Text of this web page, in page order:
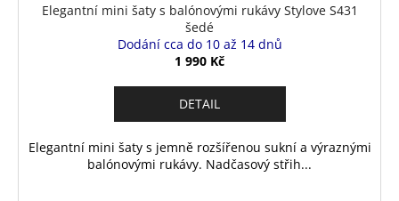
Elegantní mini šaty s balónovými rukávy Stylove S431
šedé
Dodání cca do 10 až 14 dnů
1 990 Kč
DETAIL
Elegantní mini šaty s jemně rozšířenou sukní a výraznými
balónovými rukávy. Nadčasový střih...